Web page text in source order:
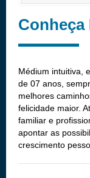
Conheça
Médium intuitiva,
de 07 anos,
melhores
felicidade maior.
familiar e
apontar as
crescimento